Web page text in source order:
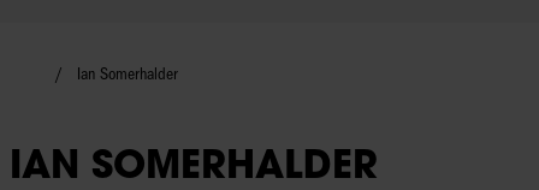
Ian Somerhalder
IAN SOMERHALDER